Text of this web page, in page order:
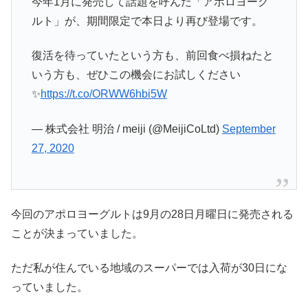
ルト」が、期間限定で本日より再び登場です。
復活を待っていたという方も、前回食べ損ねたと
いう方も、ぜひこの機会にお試しください
✨https://t.co/ORWW6hbi5W
— 株式会社 明治 / meiji (@MeijiCoLtd) September
27, 2020
今回のアポロヨーグルトは9月の28日月曜日に発売される
ことが決まっていました。
ただ私が住んでいる地域のスーパーでは入荷が30日にな
っていました。